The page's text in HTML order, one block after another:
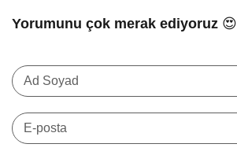
Yorumunu çok merak ediyoruz 😍
Ad Soyad
E-posta